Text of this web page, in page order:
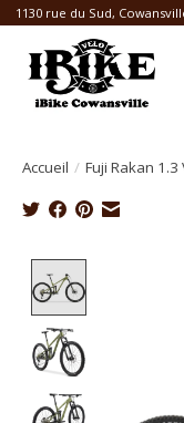
1130 rue du Sud,
Accueil / Fuji Rakan